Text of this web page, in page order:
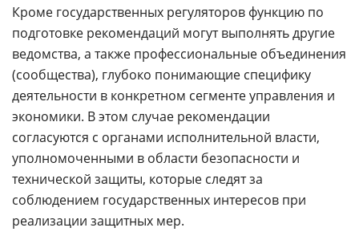
Кроме государственных регуляторов функцию по
подготовке рекомендаций могут выполнять другие
ведомства, а также профессиональные объединения
(сообщества), глубоко понимающие специфику
деятельности в конкретном сегменте управления и
экономики. В этом случае рекомендации
согласуются с органами исполнительной власти,
уполномоченными в области безопасности и
технической защиты, которые следят за
соблюдением государственных интересов при
реализации защитных мер.